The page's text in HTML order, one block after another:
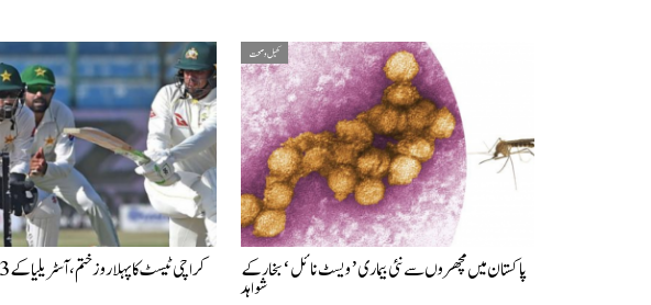
کھیل و صحت
پاکستان میں مچھروں سے نئی بیماری ’ویسٹ نائل‘ بخار کے
شواہد